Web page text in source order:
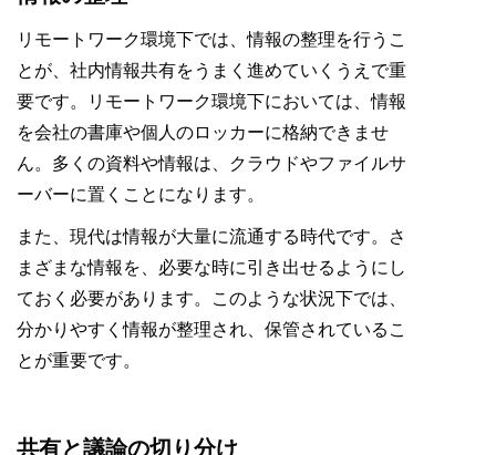
リモートワーク環境下では、情報の整理を行うこ
とが、社内情報共有をうまく進めていくうえで重
要です。リモートワーク環境下においては、情報
を会社の書庫や個人のロッカーに格納できませ
ん。多くの資料や情報は、クラウドやファイルサ
ーバーに置くことになります。
また、現代は情報が大量に流通する時代です。さ
まざまな情報を、必要な時に引き出せるようにし
ておく必要があります。このような状況下では、
分かりやすく情報が整理され、保管されているこ
とが重要です。
共有と議論の切り分け